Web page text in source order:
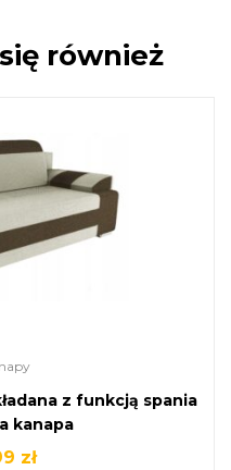
również
z funkcją spania
kanapa
zł